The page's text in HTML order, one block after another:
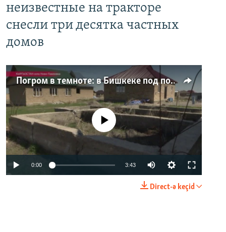
неизвестные на тракторе
снесли три десятка частных
домов
Погром в темноте: в Бишкеке под покровом ночи неизвестные на тракторе снесли три десятка частных домов
No media source currently available
0:00 3:43
Direct-ə keçid